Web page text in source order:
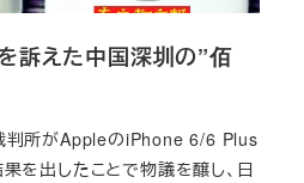
えた中国深圳の”佰
判所がAppleのiPhone 6/6 Plus
を出したことで物議を醸し、日